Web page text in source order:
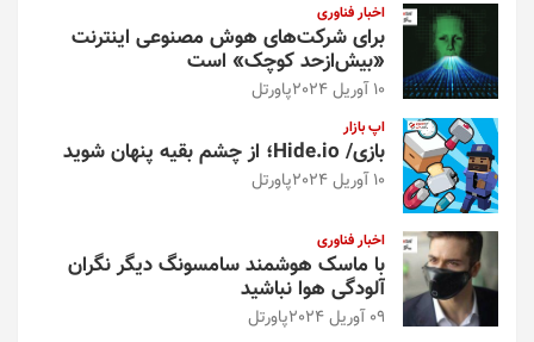
اخبار فناوری
برای شرکت‌های هوش مصنوعی اینترنت
«بیش‌از‌حد کوچک» است
10 آوریل 2024 پاورتل
اپ بازار
بازی/ Hide.io؛ از چشم بقیه پنهان شوید
10 آوریل 2024 پاورتل
اخبار فناوری
با ماسک هوشمند سامسونگ دیگر نگران
آلودگی هوا نباشید
09 آوریل 2024 پاورتل